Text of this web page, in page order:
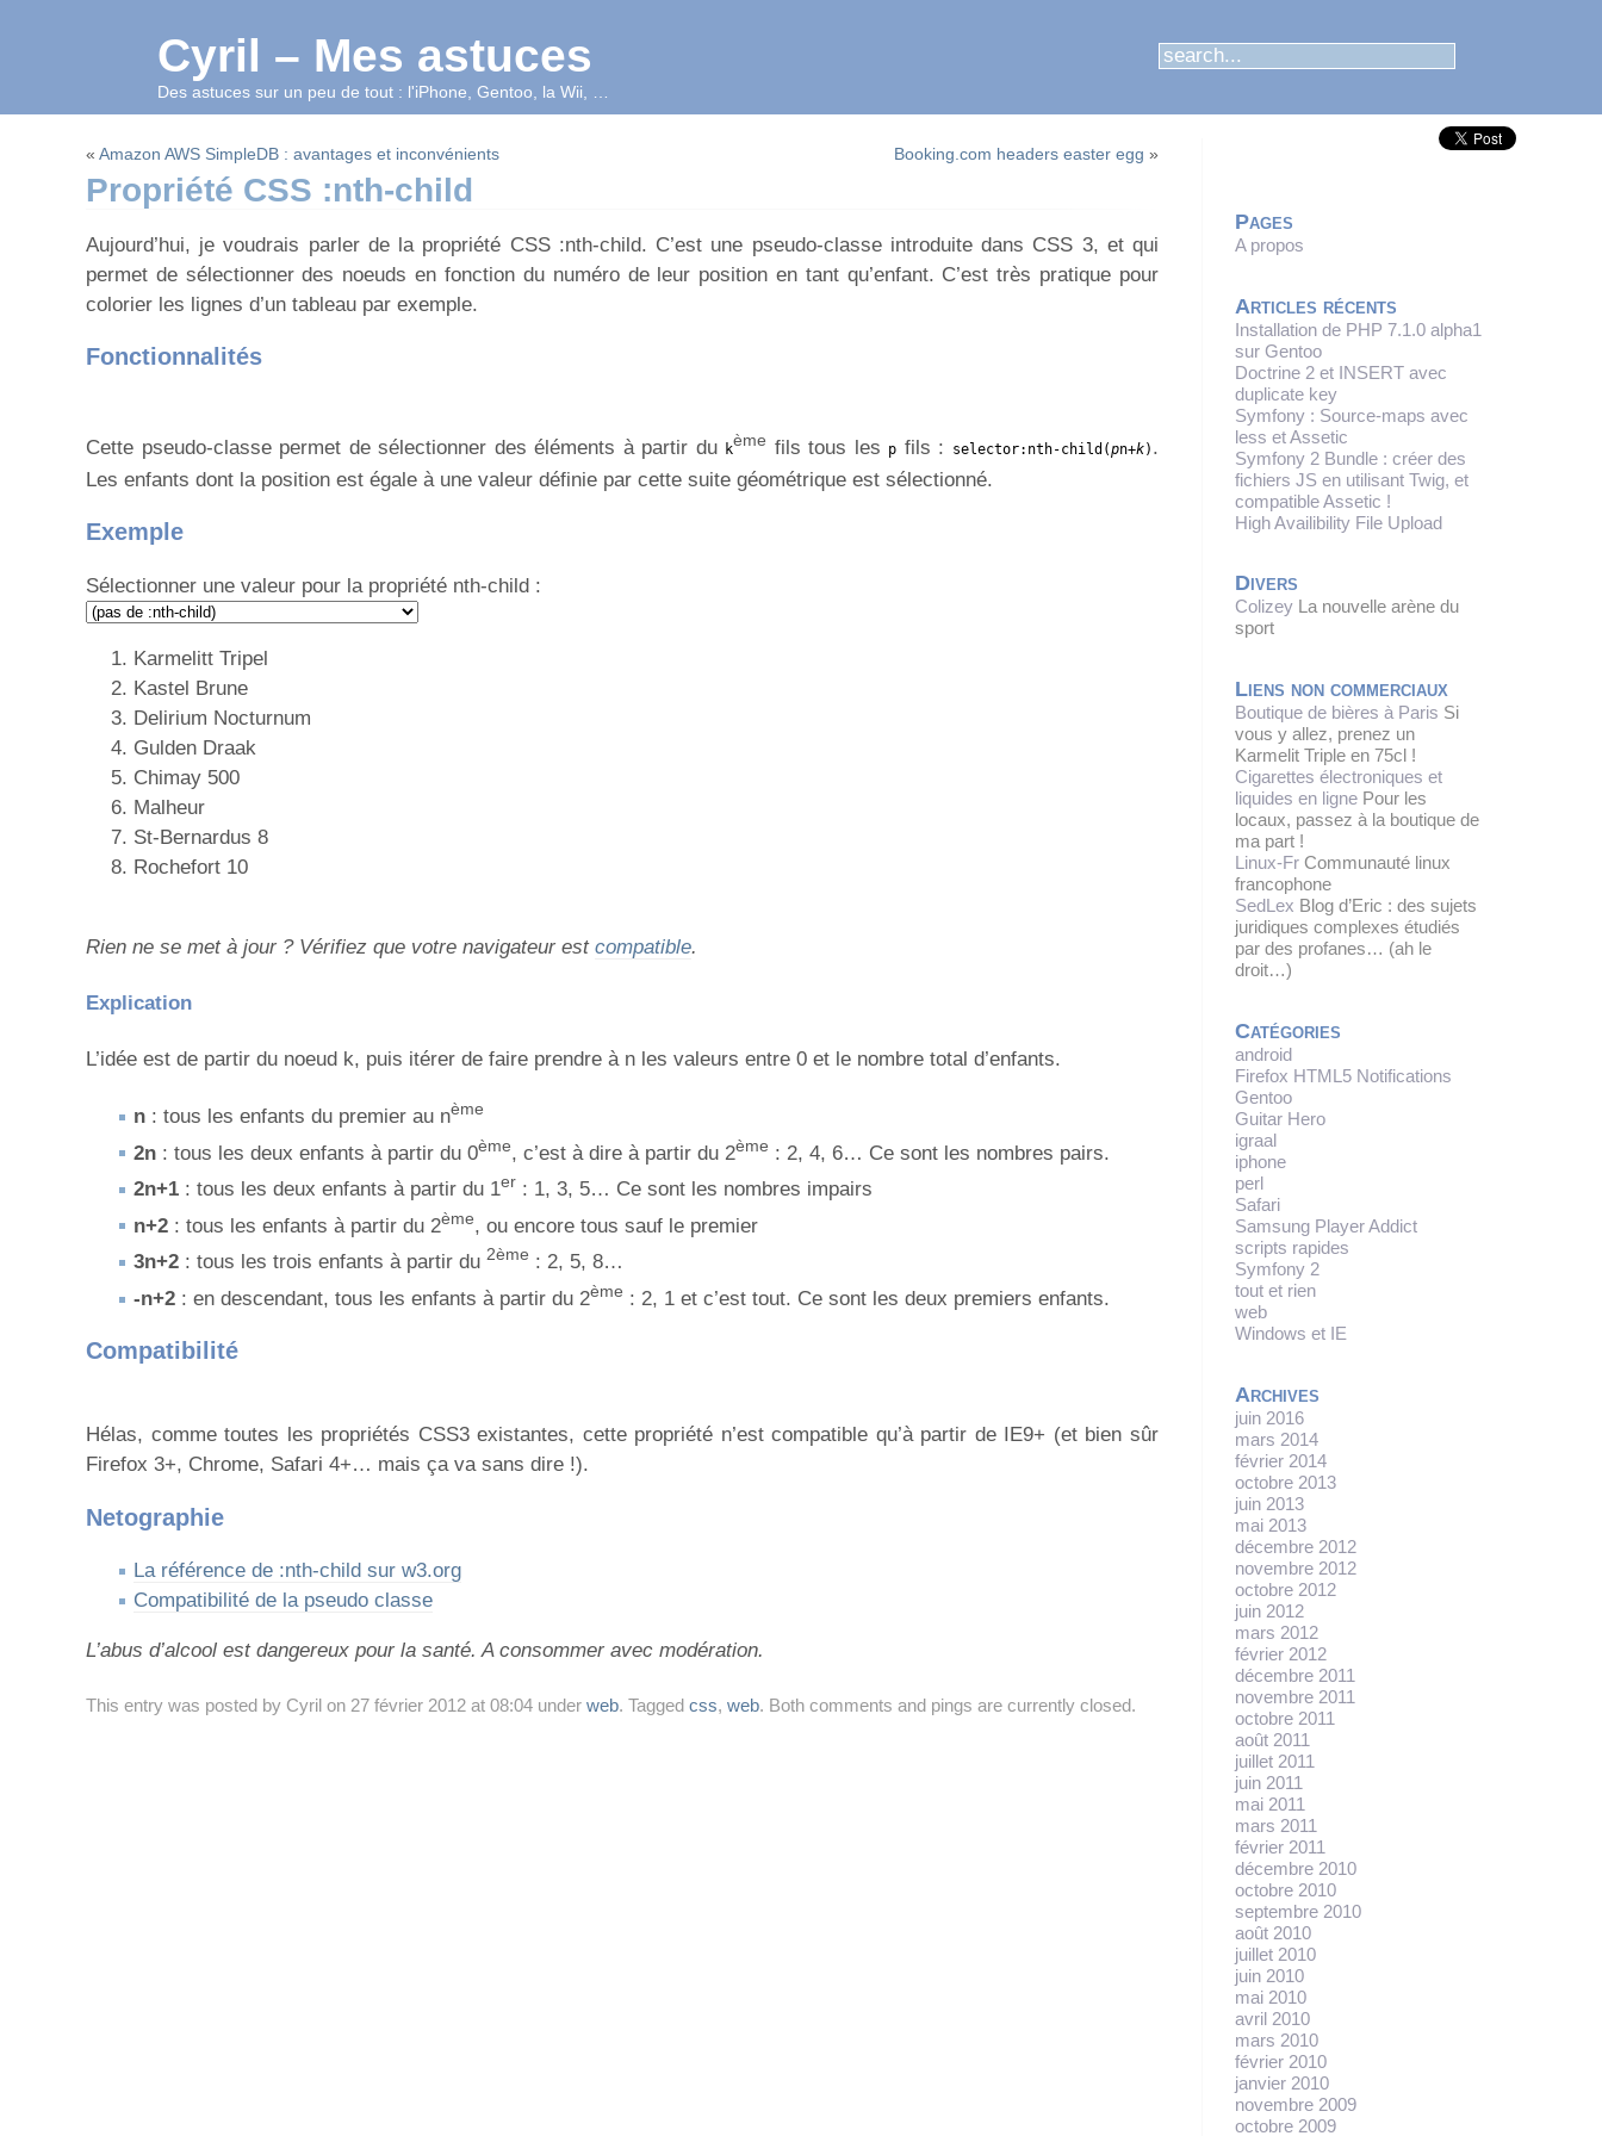
Cyril – Mes astuces
Des astuces sur un peu de tout : l'iPhone, Gentoo, la Wii, …
« Amazon AWS SimpleDB : avantages et inconvénients Booking.com headers easter egg »
Propriété CSS :nth-child
Aujourd’hui, je voudrais parler de la propriété CSS :nth-child. C’est une pseudo-classe introduite dans CSS 3, et qui
permet de sélectionner des noeuds en fonction du numéro de leur position en tant qu’enfant. C’est très pratique pour
colorier les lignes d’un tableau par exemple.
Fonctionnalités
Cette pseudo-classe permet de sélectionner des éléments à partir du kème fils tous les p fils : selector:nth-child(pn+k) .
Les enfants dont la position est égale à une valeur définie par cette suite géométrique est sélectionné.
Exemple
Sélectionner une valeur pour la propriété nth-child :
Karmelitt Tripel
Kastel Brune
Delirium Nocturnum
Gulden Draak
Chimay 500
Malheur
St-Bernardus 8
Rochefort 10
Rien ne se met à jour ? Vérifiez que votre navigateur est compatible.
Explication
L’idée est de partir du noeud k, puis itérer de faire prendre à n les valeurs entre 0 et le nombre total d’enfants.
n : tous les enfants du premier au nème
2n : tous les deux enfants à partir du 0ème, c’est à dire à partir du 2ème : 2, 4, 6… Ce sont les nombres pairs.
2n+1 : tous les deux enfants à partir du 1er : 1, 3, 5… Ce sont les nombres impairs
n+2 : tous les enfants à partir du 2ème, ou encore tous sauf le premier
3n+2 : tous les trois enfants à partir du 2ème : 2, 5, 8…
-n+2 : en descendant, tous les enfants à partir du 2ème : 2, 1 et c’est tout. Ce sont les deux premiers enfants.
Compatibilité
Hélas, comme toutes les propriétés CSS3 existantes, cette propriété n’est compatible qu’à partir de IE9+ (et bien sûr
Firefox 3+, Chrome, Safari 4+… mais ça va sans dire !).
Netographie
La référence de :nth-child sur w3.org
Compatibilité de la pseudo classe
L’abus d’alcool est dangereux pour la santé. A consommer avec modération.
This entry was posted by Cyril on 27 février 2012 at 08:04 under web. Tagged css, web. Both comments and pings are currently closed.
Pages
A propos
Articles récents
Installation de PHP 7.1.0 alpha1
sur Gentoo
Doctrine 2 et INSERT avec
duplicate key
Symfony : Source-maps avec
less et Assetic
Symfony 2 Bundle : créer des
fichiers JS en utilisant Twig, et
compatible Assetic !
High Availibility File Upload
Divers
Colizey La nouvelle arène du
sport
Liens non commerciaux
Boutique de bières à Paris Si
vous y allez, prenez un
Karmelit Triple en 75cl !
Cigarettes électroniques et
liquides en ligne Pour les
locaux, passez à la boutique de
ma part !
Linux-Fr Communauté linux
francophone
SedLex Blog d’Eric : des sujets
juridiques complexes étudiés
par des profanes… (ah le
droit…)
Catégories
android
Firefox HTML5 Notifications
Gentoo
Guitar Hero
igraal
iphone
perl
Safari
Samsung Player Addict
scripts rapides
Symfony 2
tout et rien
web
Windows et IE
Archives
juin 2016
mars 2014
février 2014
octobre 2013
juin 2013
mai 2013
décembre 2012
novembre 2012
octobre 2012
juin 2012
mars 2012
février 2012
décembre 2011
novembre 2011
octobre 2011
août 2011
juillet 2011
juin 2011
mai 2011
mars 2011
février 2011
décembre 2010
octobre 2010
septembre 2010
août 2010
juillet 2010
juin 2010
mai 2010
avril 2010
mars 2010
février 2010
janvier 2010
novembre 2009
octobre 2009